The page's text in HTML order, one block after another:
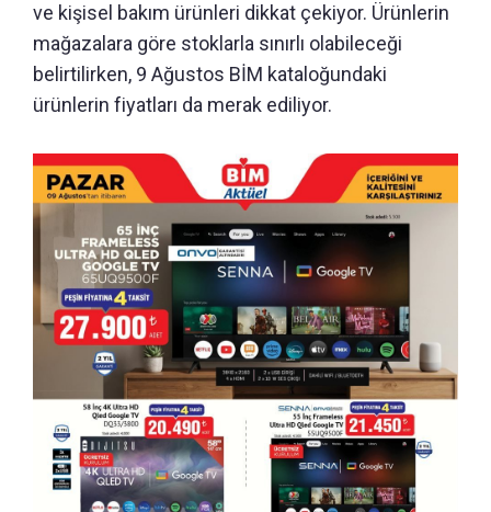
ve kişisel bakım ürünleri dikkat çekiyor. Ürünlerin
mağazalara göre stoklarla sınırlı olabileceği
belirtilirken, 9 Ağustos BİM kataloğundaki
ürünlerin fiyatları da merak ediliyor.